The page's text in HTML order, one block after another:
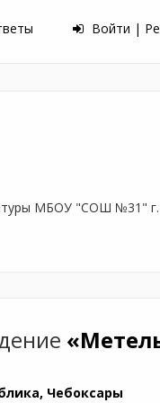
Войти |
МБОУ "СОШ №31"
Чебоксары